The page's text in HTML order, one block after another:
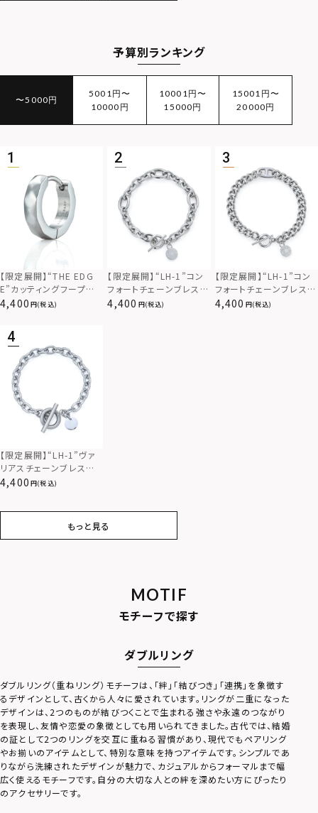
予算別ランキング
〜5000円
5001円〜
10000円
10001円〜
15000円
15001円〜
20000円
【限定展開】“THE EDG
E”カッティングフープピ
アス/サージカルステンレ
4,400 (税込)
【限定展開】“LH-1”コン
フォートチェーンブレスレ
ット（アズキ）/サージカル
4,400 (税込)
【限定展開】“LH-1”コン
フォートチェーンブレスレ
ット（キヘイ＆アンカー）/
4,400 (税込)
【限定展開】“LH-1”ヴァ
リアスチェーンブレスレッ
ト/アズキ/サージカルス
4,400 (税込)
もっと見る
【限定展開】“LH-1”ロゴ
ダブルリングネックレス
（シルバー×ブラック）/サ
ージカルステンレス（金
属アレルギー対応）
8,580 (税込)
【限定展開】“LH-1”ウェ
ーブダブルリングネック
レス/サージカルステンレ
ス（金属アレルギー対応）
8,580 (税込)
【限定展開】“SAND”プレ
ートネックレス（シルバ
ー）/サージカルステンレ
ス（金属アレルギー対応）
8,580 (税込)
【ONLINE STORE 限
定】“SAND”プレートネッ
クレスネックレス（ダイヤ
モンドplus）/サージカル
ステンレス（金属アレルギ
ー対応）
11,000 (税込)
【ONLINE STORE 限
定】“SAND”ダブルリング
ネックレス（ダイヤモンド
plus）/サージカルステン
レス（金属アレルギー対
応）
11,000 (税込)
“HOWL”クラッチピアス
（ゴーティー）/シルバー9
25
16,500 (税込)
“BASIC”ミディアムシル
バーチェーンネックレス/
喜平/シルバー925
19,800 (税込)
“HOWL”タテガミハウル
リング/シルバー925
19,800 (税込)
ミディアムシルバーチェー
ンネックレス/アズキ/シ
ルバー925
19,800 (税込)
MOTIF
モチーフで探す
ダブルリング
ダブルリング（重ねリング）モチーフは、「絆」「結びつき」「連携」を象徴す
るデザインとして、古くから人々に愛されています。リングが二重になった
デザインは、2つのものが結びつくことで生まれる強さや永遠のつながり
を表現し、友情や恋愛の象徴としても用いられてきました。古代では、結婚
の証として2つのリングを交互に重ねる習慣があり、現代でもペアリング
やお揃いのアイテムとして、特別な意味を持つアイテムです。シンプルであ
りながら洗練されたデザインが魅力で、カジュアルからフォーマルまで幅
広く使えるモチーフです。自分の大切な人との絆を深めたい方にぴったり
のアクセサリーです。